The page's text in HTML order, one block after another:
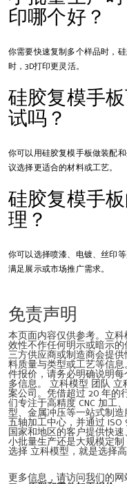
印哪个好？
你需要快速复制多个样品时，
时，3D打印更灵活。
硅胶复模手
试吗？
你可以用硅胶复模手板做装配
议选择更适合的材料或工艺。
硅胶复模手
理？
你可以选择喷漆、电镀、丝印
满足展示或市场推广需求。
免责声明
本页面内容仅供参考。立
效性不作任何明示或暗示
三方供应商或制造商会提
料质量与类型或工艺等信
件报价，请务必明确说明每
多信息。 立科模型 团队
案公司。凭借超过 20 年的
们专注于高精度 CNC 加工
型、金属冲压等一站式制
五轴加工中心，并通过 ISO
国家和地区的客户提供快
小批量生产还是大规模定制
选择 立科模型，就是选择高
更多信息，请访问我们的网